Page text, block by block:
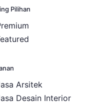
Pilihan
Arsitek
Desain Interior